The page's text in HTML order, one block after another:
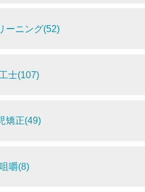
ーニング(52)
士(107)
矯正(49)
咀嚼(8)